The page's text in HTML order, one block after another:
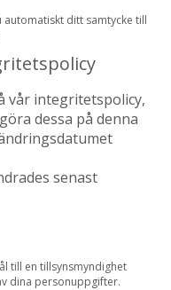
ditt samtycke till
vår integritetspolicy,
dessa på denna
senast
till en tillsynsmyndighet
dina personuppgifter.